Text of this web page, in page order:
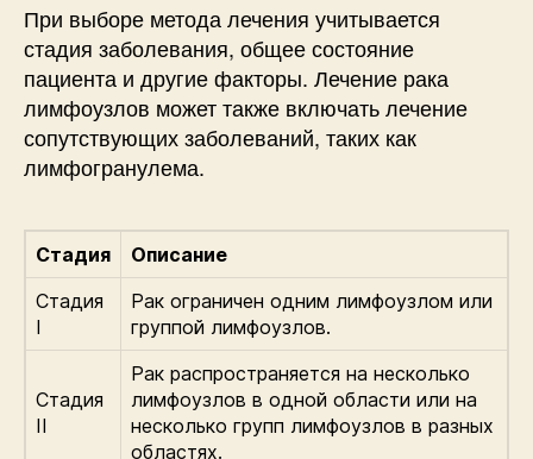
При выборе метода лечения учитывается
стадия заболевания, общее состояние
пациента и другие факторы. Лечение рака
лимфоузлов может также включать лечение
сопутствующих заболеваний, таких как
лимфогранулема.
Стадия
Описание
Стадия
I
Рак ограничен одним лимфоузлом или
группой лимфоузлов.
Стадия
II
Рак распространяется на несколько
лимфоузлов в одной области или на
несколько групп лимфоузлов в разных
областях.